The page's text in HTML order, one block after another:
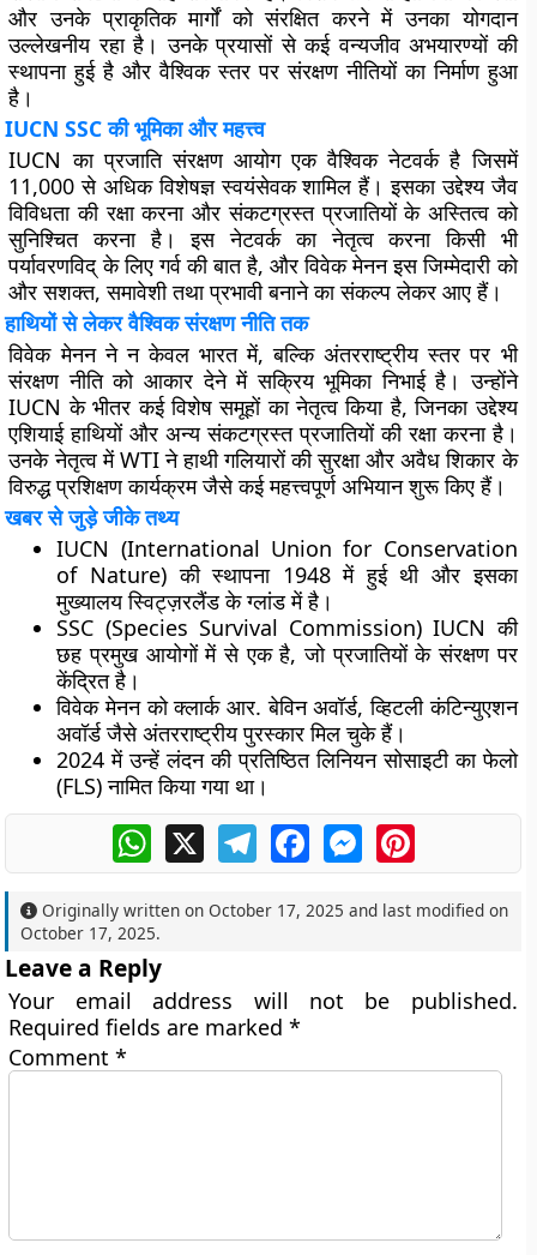
और उनके प्राकृतिक मार्गों को संरक्षित करने में उनका योगदान
उल्लेखनीय रहा है। उनके प्रयासों से कई वन्यजीव अभयारण्यों की
स्थापना हुई है और वैश्विक स्तर पर संरक्षण नीतियों का निर्माण हुआ
है।
IUCN SSC की भूमिका और महत्त्व
IUCN का प्रजाति संरक्षण आयोग एक वैश्विक नेटवर्क है जिसमें
11,000 से अधिक विशेषज्ञ स्वयंसेवक शामिल हैं। इसका उद्देश्य जैव
विविधता की रक्षा करना और संकटग्रस्त प्रजातियों के अस्तित्व को
सुनिश्चित करना है। इस नेटवर्क का नेतृत्व करना किसी भी
पर्यावरणविद् के लिए गर्व की बात है, और विवेक मेनन इस जिम्मेदारी को
और सशक्त, समावेशी तथा प्रभावी बनाने का संकल्प लेकर आए हैं।
हाथियों से लेकर वैश्विक संरक्षण नीति तक
विवेक मेनन ने न केवल भारत में, बल्कि अंतरराष्ट्रीय स्तर पर भी
संरक्षण नीति को आकार देने में सक्रिय भूमिका निभाई है। उन्होंने
IUCN के भीतर कई विशेष समूहों का नेतृत्व किया है, जिनका उद्देश्य
एशियाई हाथियों और अन्य संकटग्रस्त प्रजातियों की रक्षा करना है।
उनके नेतृत्व में WTI ने हाथी गलियारों की सुरक्षा और अवैध शिकार के
विरुद्ध प्रशिक्षण कार्यक्रम जैसे कई महत्त्वपूर्ण अभियान शुरू किए हैं।
खबर से जुड़े जीके तथ्य
IUCN (International Union for Conservation
of Nature) की स्थापना 1948 में हुई थी और इसका
मुख्यालय स्विट्ज़रलैंड के ग्लांड में है।
SSC (Species Survival Commission) IUCN की
छह प्रमुख आयोगों में से एक है, जो प्रजातियों के संरक्षण पर
केंद्रित है।
विवेक मेनन को क्लार्क आर. बेविन अवॉर्ड, व्हिटली कंटिन्युएशन
अवॉर्ड जैसे अंतरराष्ट्रीय पुरस्कार मिल चुके हैं।
2024 में उन्हें लंदन की प्रतिष्ठित लिनियन सोसाइटी का फेलो
(FLS) नामित किया गया था।
WhatsApp
X TelegramFacebookMessengerPinterest
Originally written onOctober 17, 2025 and last modified on
October 17, 2025.
Leave a Reply
Your email address will not be published.
Required fields are marked*
Comment*